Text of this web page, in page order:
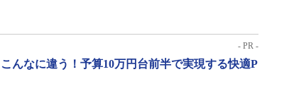
- PR -
こんなに違う！予算10万円台前半で実現する快適P